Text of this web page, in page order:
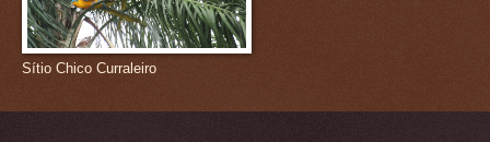
Sítio Chico Curraleiro